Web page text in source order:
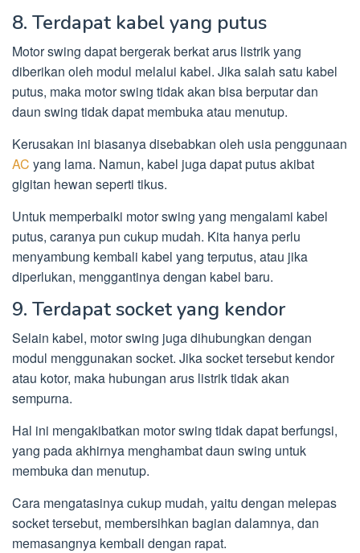
8. Terdapat kabel yang putus
Motor swing dapat bergerak berkat arus listrik yang
diberikan oleh modul melalui kabel. Jika salah satu kabel
putus, maka motor swing tidak akan bisa berputar dan
daun swing tidak dapat membuka atau menutup.
Kerusakan ini biasanya disebabkan oleh usia penggunaan
AC yang lama. Namun, kabel juga dapat putus akibat
gigitan hewan seperti tikus.
Untuk memperbaiki motor swing yang mengalami kabel
putus, caranya pun cukup mudah. Kita hanya perlu
menyambung kembali kabel yang terputus, atau jika
diperlukan, menggantinya dengan kabel baru.
9. Terdapat socket yang kendor
Selain kabel, motor swing juga dihubungkan dengan
modul menggunakan socket. Jika socket tersebut kendor
atau kotor, maka hubungan arus listrik tidak akan
sempurna.
Hal ini mengakibatkan motor swing tidak dapat berfungsi,
yang pada akhirnya menghambat daun swing untuk
membuka dan menutup.
Cara mengatasinya cukup mudah, yaitu dengan melepas
socket tersebut, membersihkan bagian dalamnya, dan
memasangnya kembali dengan rapat.